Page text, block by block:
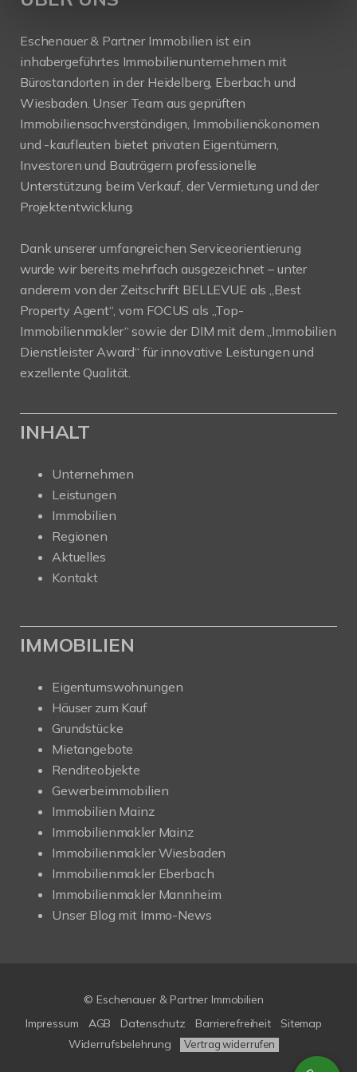
Eschenauer & Partner Immobilien ist ein
inhabergeführtes Immobilienunternehmen mit
Bürostandorten in der Heidelberg, Eberbach und
Wiesbaden. Unser Team aus geprüften
Immobiliensachverständigen, Immobilienökonomen
und -kaufleuten bietet privaten Eigentümern,
Investoren und Bauträgern professionelle
Unterstützung beim Verkauf, der Vermietung und der
Projektentwicklung.
Dank unserer umfangreichen Serviceorientierung
wurde wir bereits mehrfach ausgezeichnet – unter
anderem von der Zeitschrift BELLEVUE als „Best
Property Agent“, vom FOCUS als „Top-
Immobilienmakler“ sowie der DIM mit dem „Immobilien
Dienstleister Award“ für innovative Leistungen und
exzellente Qualität.
INHALT
Unternehmen
Leistungen
Immobilien
Regionen
Aktuelles
Kontakt
IMMOBILIEN
Eigentumswohnungen
Häuser zum Kauf
Grundstücke
Mietangebote
Renditeobjekte
Gewerbeimmobilien
Immobilien Mainz
Immobilienmakler Mainz
Immobilienmakler Wiesbaden
Immobilienmakler Eberbach
Immobilienmakler Mannheim
Unser Blog mit Immo-News
© Eschenauer & Partner Immobilien
Impressum
AGB Datenschutz Barrierefreiheit
Sitemap
Widerrufsbelehrung
Vertrag widerrufen